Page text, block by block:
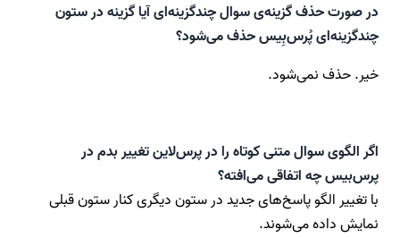
در صورت حذف گزینه‌ی سوال چند‌گزینه‌ای آیا گزینه در ستون
چندگزینه‌ای پُرس‌بِیس حذف می‌شود؟
خیر. حذف نمی‌شود.
اگر الگوی سوال متنی کوتاه را در پرس‌لاین تغییر بدم در
پرس‌بیس چه اتفاقی می‌افته؟
با تغییر الگو پاسخ‌های جدید در ستون دیگری کنار ستون قبلی
نمایش داده می‌شوند.